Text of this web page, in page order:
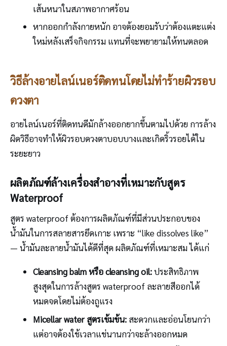
เส้นหนาในสภาพอากาศร้อน
หากออกกำลังกายหนัก อาจต้องยอมรับว่าต้องแตะแต่ง
ใหม่หลังเสร็จกิจกรรม แทนที่จะพยายามให้ทนตลอด
วิธีล้างอายไลน์เนอร์ติดทนโดยไม่ทำร้ายผิวรอบ
ดวงตา
อายไลน์เนอร์ที่ติดทนดีมักล้างออกยากขึ้นตามไปด้วย การล้าง
ผิดวิธีอาจทำให้ผิวรอบดวงตาบอบบางและเกิดริ้วรอยได้ใน
ระยะยาว
ผลิตภัณฑ์ล้างเครื่องสำอางที่เหมาะกับสูตร
Waterproof
สูตร waterproof ต้องการผลิตภัณฑ์ที่มีส่วนประกอบของ
น้ำมันในการสลายสารยึดเกาะ เพราะ “like dissolves like”
— น้ำมันละลายน้ำมันได้ดีที่สุด ผลิตภัณฑ์ที่เหมาะสม ได้แก่
Cleansing balm หรือ cleansing oil:ประสิทธิภาพ
สูงสุดในการล้างสูตร waterproof ละลายสีออกได้
หมดจดโดยไม่ต้องถูแรง
Micellar water สูตรเข้มข้น:สะดวกและอ่อนโยนกว่า
แต่อาจต้องใช้เวลาแช่นานกว่าจะล้างออกหมด